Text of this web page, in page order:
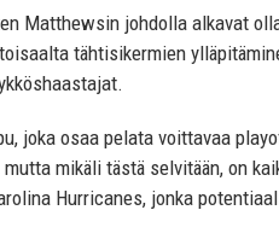
Matthewsin johdolla alkavat
tähtisikermien
joka osaa pelata voittavaa
mikäli tästä selvitään, on
Hurricanes, jonka